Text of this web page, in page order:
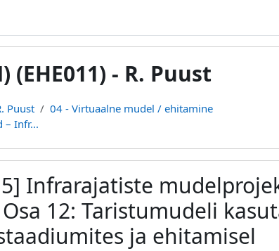
- R. Puust
Puust
04 - Virtuaalne mudel / ehitamine
– Infr...
Infrarajatiste
12: Taristumudeli
ja ehitamisel